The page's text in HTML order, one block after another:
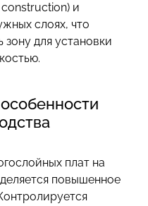
и
слоях, что
зону для установки
плат на
повышенное